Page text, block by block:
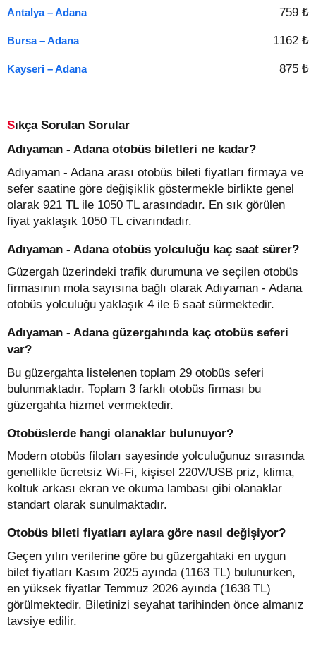
Antalya – Adana 759 ₺
Bursa – Adana 1162 ₺
Kayseri – Adana 875 ₺
Sıkça Sorulan Sorular
Adıyaman - Adana otobüs biletleri ne kadar?
Adıyaman - Adana arası otobüs bileti fiyatları firmaya ve
sefer saatine göre değişiklik göstermekle birlikte genel
olarak 921 TL ile 1050 TL arasındadır. En sık görülen
fiyat yaklaşık 1050 TL civarındadır.
Adıyaman - Adana otobüs yolculuğu kaç saat sürer?
Güzergah üzerindeki trafik durumuna ve seçilen otobüs
firmasının mola sayısına bağlı olarak Adıyaman - Adana
otobüs yolculuğu yaklaşık 4 ile 6 saat sürmektedir.
Adıyaman - Adana güzergahında kaç otobüs seferi
var?
Bu güzergahta listelenen toplam 29 otobüs seferi
bulunmaktadır. Toplam 3 farklı otobüs firması bu
güzergahta hizmet vermektedir.
Otobüslerde hangi olanaklar bulunuyor?
Modern otobüs filoları sayesinde yolculuğunuz sırasında
genellikle ücretsiz Wi-Fi, kişisel 220V/USB priz, klima,
koltuk arkası ekran ve okuma lambası gibi olanaklar
standart olarak sunulmaktadır.
Otobüs bileti fiyatları aylara göre nasıl değişiyor?
Geçen yılın verilerine göre bu güzergahtaki en uygun
bilet fiyatları Kasım 2025 ayında (1163 TL) bulunurken,
en yüksek fiyatlar Temmuz 2026 ayında (1638 TL)
görülmektedir. Biletinizi seyahat tarihinden önce almanız
tavsiye edilir.